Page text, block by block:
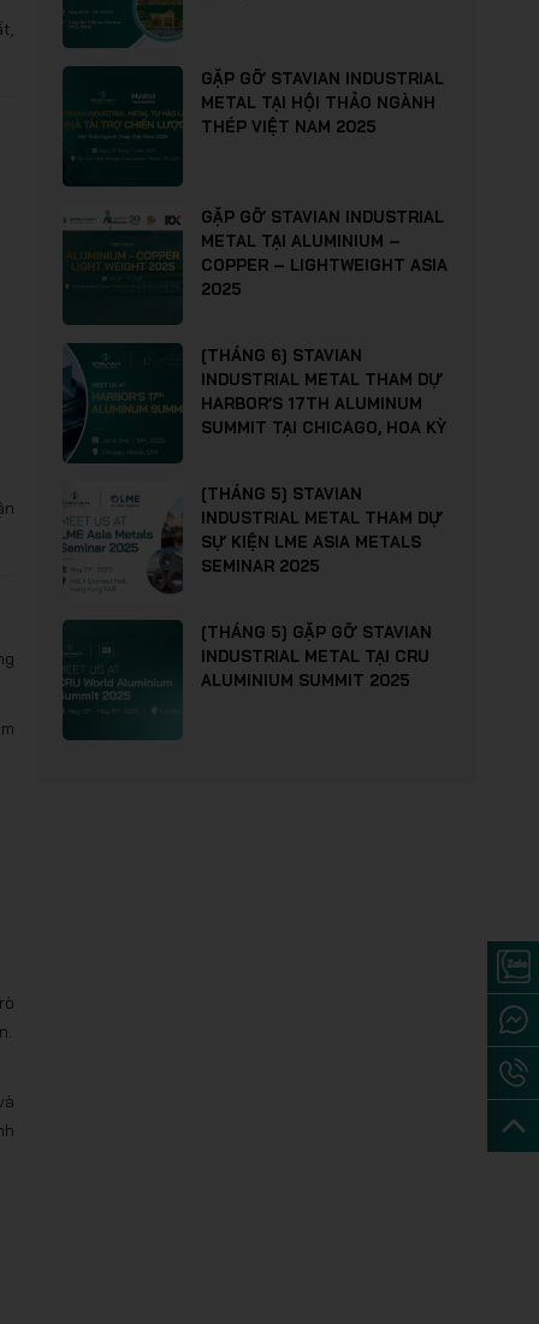
GẶP GỠ STAVIAN INDUSTRIAL
METAL TẠI HỘI THẢO NGÀNH
THÉP VIỆT NAM 2025
GẶP GỠ STAVIAN INDUSTRIAL
METAL TẠI ALUMINIUM –
COPPER – LIGHTWEIGHT ASIA
2025
[THÁNG 6] STAVIAN
INDUSTRIAL METAL THAM DỰ
HARBOR’S 17TH ALUMINUM
SUMMIT TẠI CHICAGO, HOA KỲ
[THÁNG 5] STAVIAN
INDUSTRIAL METAL THAM DỰ
SỰ KIỆN LME ASIA METALS
SEMINAR 2025
[THÁNG 5] GẶP GỠ STAVIAN
INDUSTRIAL METAL TẠI CRU
ALUMINIUM SUMMIT 2025